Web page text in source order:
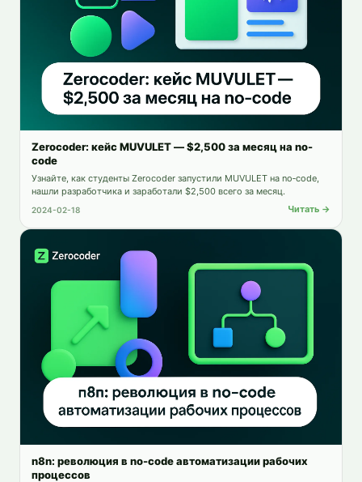
Zerocoder: кейс MUVULET — $2,500 за месяц на no-
code
Узнайте, как студенты Zerocoder запустили MUVULET на no‑code,
нашли разработчика и заработали $2,500 всего за месяц.
2024-02-18 Читать →
n8n: революция в no-code автоматизации рабочих
процессов